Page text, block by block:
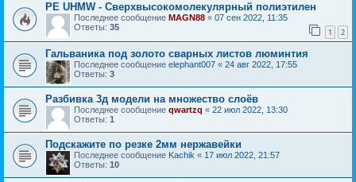
PE UHMW - Сверхвысокомолекулярный полиэтилен
Последнее сообщение MAGN88 « 07 сен 2022, 11:35
Ответы: 35 1 2
Гальваника под золото сварных листов люминтия
Последнее сообщение elephant007 « 24 авг 2022, 17:55
Ответы: 3
Разбивка 3д модели на множество слоёв
Последнее сообщение qwartzq « 22 июл 2022, 13:30
Ответы: 1
Подскажите по резке 2мм нержавейки
Последнее сообщение Kachik « 17 июл 2022, 21:57
Ответы: 10